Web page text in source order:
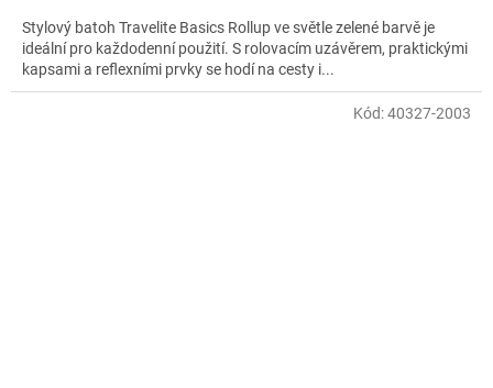
z
5
hvězdiček.
Stylový batoh Travelite Basics Rollup ve světle zelené barvě je
ideální pro každodenní použití. S rolovacím uzávěrem, praktickými
kapsami a reflexními prvky se hodí na cesty i...
Kód:40327-2003